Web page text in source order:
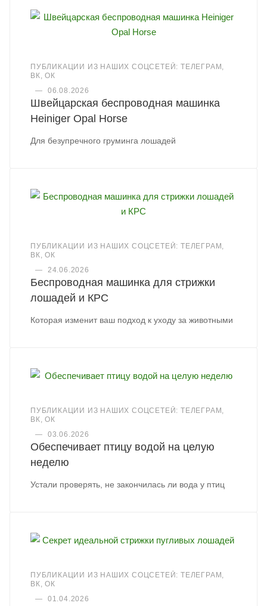
ПУБЛИКАЦИИ ИЗ НАШИХ СОЦСЕТЕЙ: ТЕЛЕГРАМ,
ВК, ОК
—
06.08.2026
Швейцарская беспроводная машинка
Heiniger Opal Horse
Для безупречного груминга лошадей
ПУБЛИКАЦИИ ИЗ НАШИХ СОЦСЕТЕЙ: ТЕЛЕГРАМ,
ВК, ОК
—
24.06.2026
Беспроводная машинка для стрижки
лошадей и КРС
Которая изменит ваш подход к уходу за животными
ПУБЛИКАЦИИ ИЗ НАШИХ СОЦСЕТЕЙ: ТЕЛЕГРАМ,
ВК, ОК
—
03.06.2026
Обеспечивает птицу водой на целую
неделю
Устали проверять, не закончилась ли вода у птиц
ПУБЛИКАЦИИ ИЗ НАШИХ СОЦСЕТЕЙ: ТЕЛЕГРАМ,
ВК, ОК
—
01.04.2026